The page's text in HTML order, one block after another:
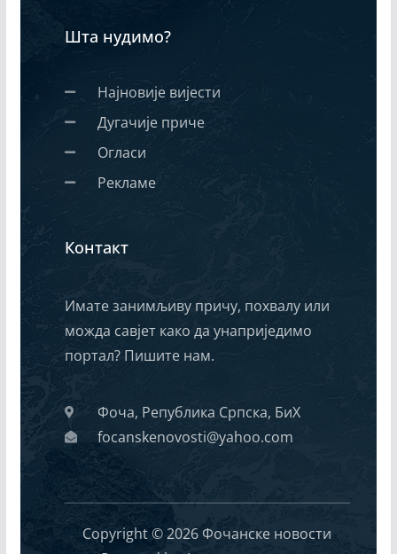
Шта нудимо?
Најновије вијести
Дугачије приче
Огласи
Рекламе
Контакт
Имате занимљиву причу, похвалу или
можда савјет како да унаприједимо
портал? Пишите нам.
Фоча, Република Српска, БиХ
focanskenovosti@yahoo.com
Copyright © 2026 Фочанске новости